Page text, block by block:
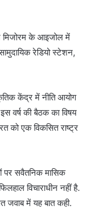
मिजोरम के आइजोल में
रेडियो स्टेशन,
केंद्र में नीति आयोग
वर्ष की बैठक का विषय
को एक विकसित राष्ट्र
पर सवैतनिक मासिक
विचाराधीन नहीं है.
जवाब में यह बात कही.